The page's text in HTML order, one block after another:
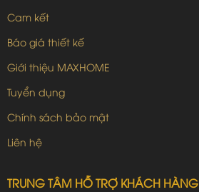
Cam kết
Báo giá thiết kế
Giới thiệu MAXHOME
Tuyển dụng
Chính sách bảo mật
Liên hệ
TRUNG TÂM HỖ TRỢ KHÁCH HÀNG